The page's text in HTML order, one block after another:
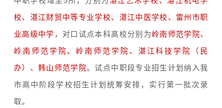
校、湛江财贸中等专业学校、 湛江中医学校、雷州市职
业高级中学 ，对口试点本科高校分别为岭南师范学院、
岭南师范学院、岭南师范学院、 湛江科技学院
（民
办）、韩山师范学院。试点中职段专业招生计划纳入我
市高中阶段学校招生计划统筹安排，实行第一批次录
取。